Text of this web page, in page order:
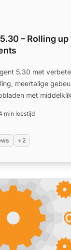
– Rolling
5.30 met
meertalige
met
min leestijd
+2
UI-